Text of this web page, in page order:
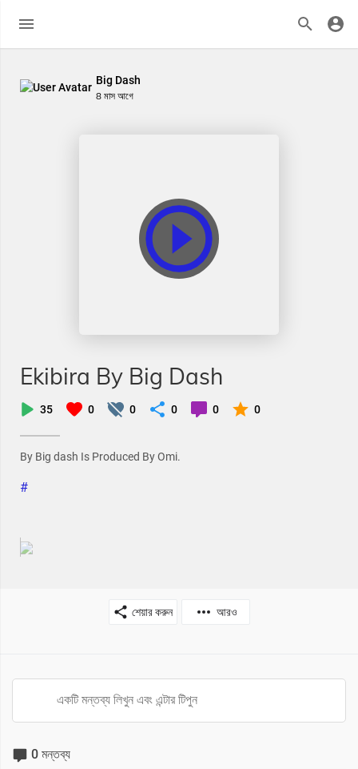
Big Dash
8 মাস আগে
Ekibira By Big Dash
35 0 0 0 0 0
By Big dash Is Produced By Omi.
#
শেয়ার করুন আরও
0 মন্তব্য